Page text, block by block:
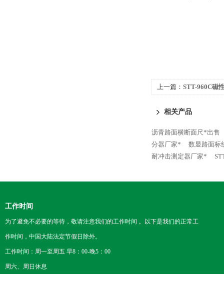
上一篇： STT-960C磁
相关产品
沥青路面横断面尺*出售
分器厂家*
数显路面标
耐冲击测定器厂家*
工作时间
为了避免不必要的等待，敬请注意我们的工作时间 。以下是我们的正常工
作时间，中国大陆法定节假日除外。
工作时间：周一至周五 早8：00-晚5：00
周六、周日休息